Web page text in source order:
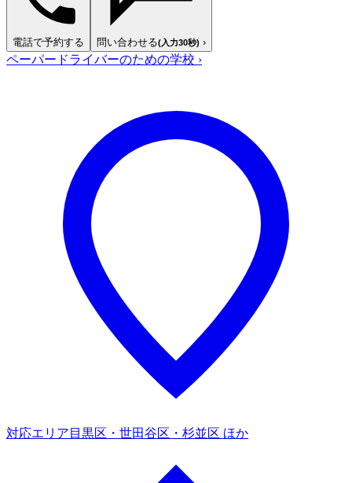
電話で予約する 問い合わせる(入力30秒) ›
ペーパードライバーのための学校 ›
対応エリア 目黒区・世田谷区・杉並区 ほか